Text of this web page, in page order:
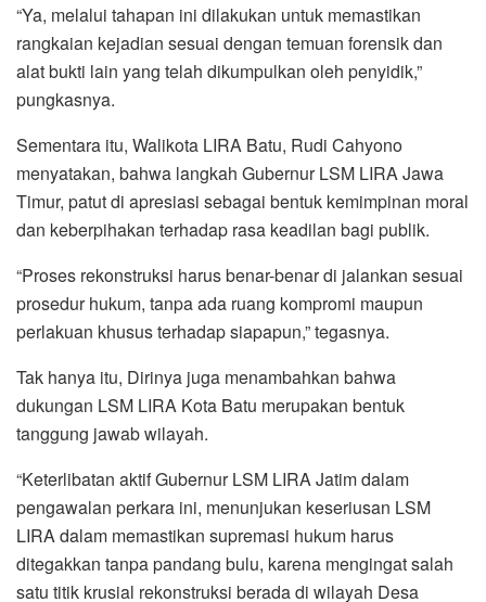
“Ya, melalui tahapan ini dilakukan untuk memastikan
rangkaian kejadian sesuai dengan temuan forensik dan
alat bukti lain yang telah dikumpulkan oleh penyidik,”
pungkasnya.
Sementara itu, Walikota LIRA Batu, Rudi Cahyono
menyatakan, bahwa langkah Gubernur LSM LIRA Jawa
Timur, patut di apresiasi sebagai bentuk kemimpinan moral
dan keberpihakan terhadap rasa keadilan bagi publik.
“Proses rekonstruksi harus benar-benar di jalankan sesuai
prosedur hukum, tanpa ada ruang kompromi maupun
perlakuan khusus terhadap siapapun,” tegasnya.
Tak hanya itu, Dirinya juga menambahkan bahwa
dukungan LSM LIRA Kota Batu merupakan bentuk
tanggung jawab wilayah.
“Keterlibatan aktif Gubernur LSM LIRA Jatim dalam
pengawalan perkara ini, menunjukan keseriusan LSM
LIRA dalam memastikan supremasi hukum harus
ditegakkan tanpa pandang bulu, karena mengingat salah
satu titik krusial rekonstruksi berada di wilayah Desa